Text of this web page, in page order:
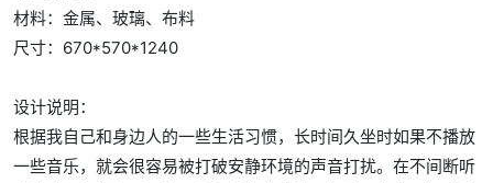
材料：金属、玻璃、布料
尺寸：670*570*1240
设计说明：
根据我自己和身边人的一些生活习惯，长时间久坐时如果不播放
一些音乐，就会很容易被打破安静环境的声音打扰。在不间断听